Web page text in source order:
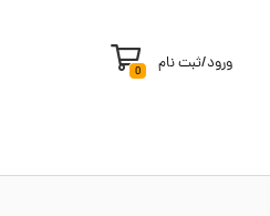
ورود/ثبت نام 0